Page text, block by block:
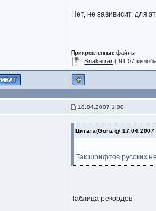
Нет, не завивисит, для
Прикрепленные файлы
Snake.rar ( 91.07
18.04.2007 1:00
Цитата(Gonz @ 17.04.2007
Так шрифтов русских
Таблица рекордов